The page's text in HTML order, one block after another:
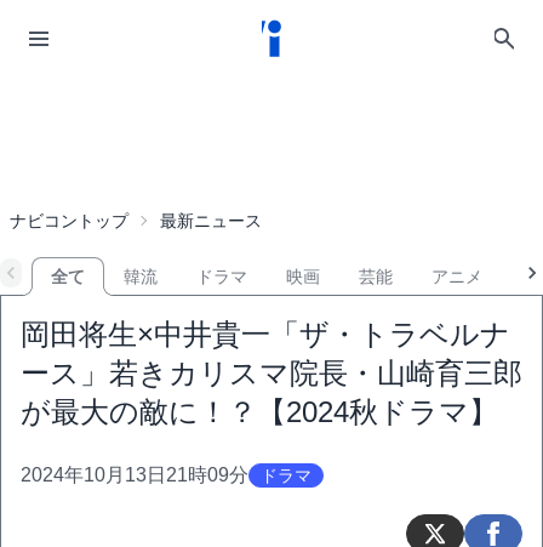
ナビコントップ 最新ニュース
全て 韓流 ドラマ 映画 芸能 アニメ
岡田将生×中井貴一「ザ・トラベルナ
ース」若きカリスマ院長・山崎育三郎
が最大の敵に！？【2024秋ドラマ】
2024年10月13日21時09分 ドラマ